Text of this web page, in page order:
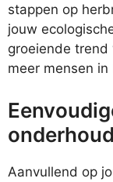
stappen op
jouw
groeiende trend
meer mensen
onderhoud
Aanvullend op